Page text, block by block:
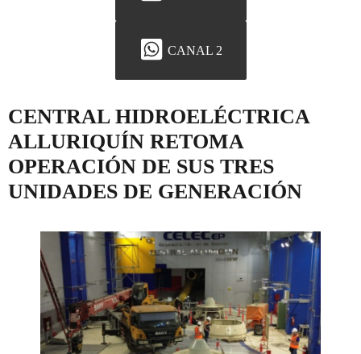
CANAL 2
CENTRAL HIDROELÉCTRICA
ALLURIQUÍN RETOMA
OPERACIÓN DE SUS TRES
UNIDADES DE GENERACIÓN